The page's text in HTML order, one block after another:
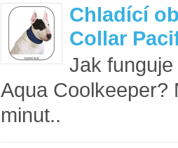
Chladící
Collar
Jak
Aqua Coolkeeper?
minut..